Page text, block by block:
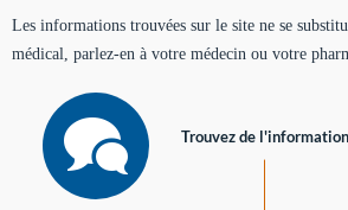
Les informations trouvées sur le site ne se
médical, parlez-en à votre médecin ou votre
Trouvez de l'information